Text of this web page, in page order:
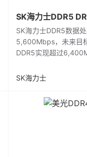
SK海力士DDR5
SK海力士DDR5数据
5,600Mbps，未来目
DDR5实现超过
SK海力士